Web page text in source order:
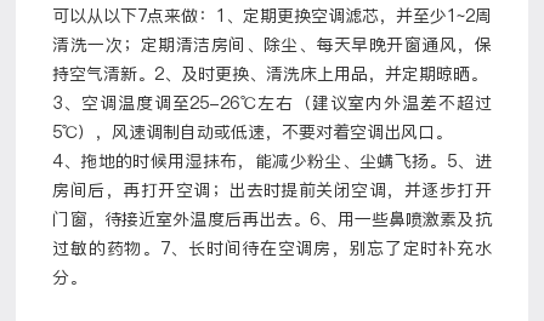
可以从以下7点来做： 1 、定期更换空调滤芯，并至少1~2周
清洗一次；定期清洁房间、除尘、每天早晚开窗通风，保
持空气清新。2、及时更换、清洗床上用品，并定期晾晒。
3、空调温度调至25-26℃左右（建议室内外温差不超过
5℃），风速调制自动或低速，不要对着空调出风口。
4、拖地的时候用湿抹布，能减少粉尘、尘螨飞扬。 5、进
房间后，再打开空调；出去时提前关闭空调，并逐步打开
门窗，待接近室外温度后再出去。6、用一些鼻喷激素及抗
过敏的药物。 7、长时间待在空调房，别忘了定时补充水
分。